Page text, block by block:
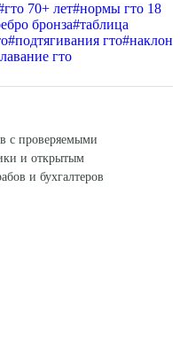
гто 70+ лет#нормы гто 18
бронза#таблица
#подтягивания гто#наклон
гто
с проверяемыми
и открытым
и бухгалтеров